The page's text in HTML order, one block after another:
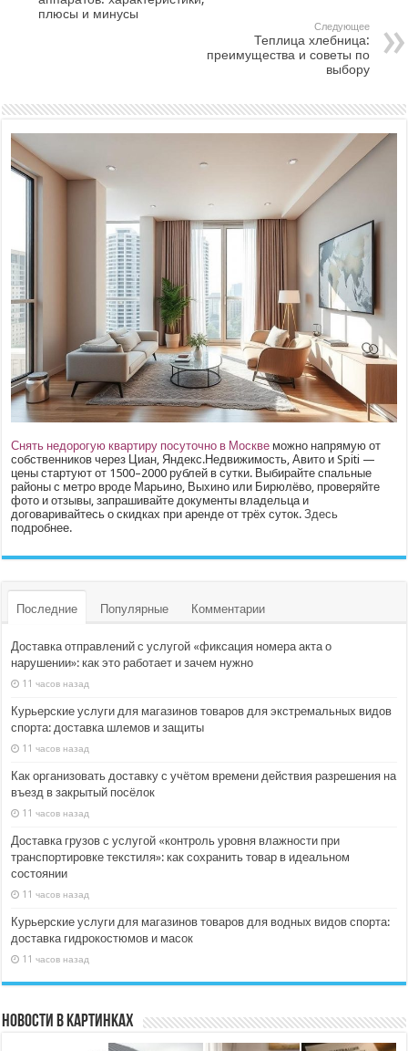
плюсы и минусы
Следующее
Теплица хлебница:
преимущества и советы по
выбору
Снять недорогую квартиру посуточно в Москве можно напрямую от
собственников через Циан, Яндекс.Недвижимость, Авито и Spiti —
цены стартуют от 1500–2000 рублей в сутки. Выбирайте спальные
районы с метро вроде Марьино, Выхино или Бирюлёво, проверяйте
фото и отзывы, запрашивайте документы владельца и
договаривайтесь о скидках при аренде от трёх суток.Здесь
подробнее.
Последние Популярные Комментарии
Доставка отправлений с услугой «фиксация номера акта о
нарушении»: как это работает и зачем нужно
11 часов назад
Курьерские услуги для магазинов товаров для экстремальных видов
спорта: доставка шлемов и защиты
11 часов назад
Как организовать доставку с учётом времени действия разрешения на
въезд в закрытый посёлок
11 часов назад
Доставка грузов с услугой «контроль уровня влажности при
транспортировке текстиля»: как сохранить товар в идеальном
состоянии
11 часов назад
Курьерские услуги для магазинов товаров для водных видов спорта:
доставка гидрокостюмов и масок
11 часов назад
Новости в картинках